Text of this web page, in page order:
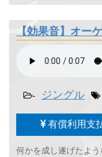
- ジングル
有償利用支
何かを成し遂げたよ